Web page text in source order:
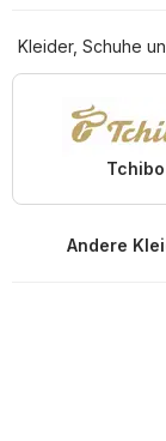
Kleider, Schuhe
Tchibo
Andere